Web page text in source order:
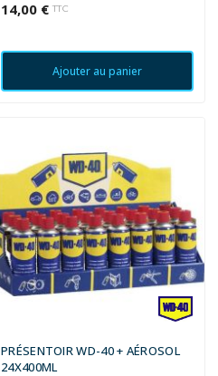
14,00 € TTC
Ajouter au panier
PRÉSENTOIR WD-40 + AÉROSOL
24X400ML